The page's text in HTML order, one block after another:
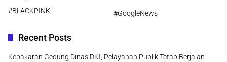
#BLACKPINK
#GoogleNews
Recent Posts
Kebakaran Gedung Dinas DKI, Pelayanan Publik Tetap Berjalan